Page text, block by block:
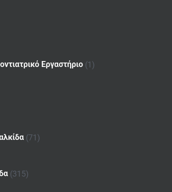
Εργαστήριο (1)
(71)
(315)